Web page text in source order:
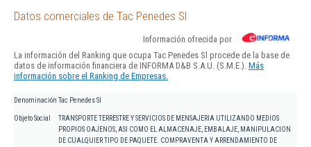
Datos comerciales de Tac Penedes Sl
Información ofrecida por
La información del Ranking que ocupa Tac Penedes Sl procede de la base de
datos de información financiera de INFORMA D&B S.A.U. (S.M.E.). Más
información sobre el Ranking de Empresas.
Denominación Tac Penedes Sl
Objeto Social
TRANSPORTE TERRESTRE Y SERVICIOS DE MENSAJERIA UTILIZANDO MEDIOS
PROPIOS OAJENOS, ASI COMO EL ALMACENAJE, EMBALAJE, MANIPULACION
DE CUALQUIER TIPO DE PAQUETE. COMPRAVENTA Y ARRENDAMIENTO DE